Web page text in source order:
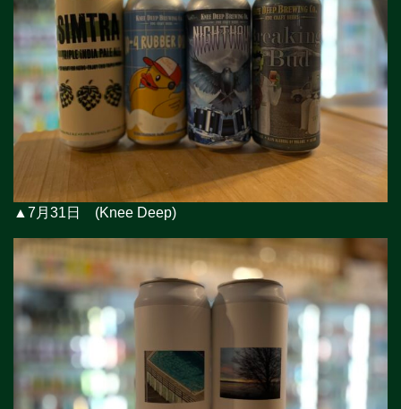
▲7月31日 (Knee Deep)